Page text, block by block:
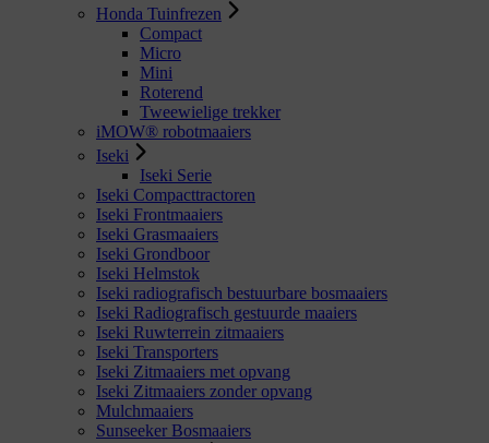
Honda Tuinfrezen
Compact
Micro
Mini
Roterend
Tweewielige trekker
iMOW® robotmaaiers
Iseki
Iseki Serie
Iseki Compacttractoren
Iseki Frontmaaiers
Iseki Grasmaaiers
Iseki Grondboor
Iseki Helmstok
Iseki radiografisch bestuurbare bosmaaiers
Iseki Radiografisch gestuurde maaiers
Iseki Ruwterrein zitmaaiers
Iseki Transporters
Iseki Zitmaaiers met opvang
Iseki Zitmaaiers zonder opvang
Mulchmaaiers
Sunseeker Bosmaaiers